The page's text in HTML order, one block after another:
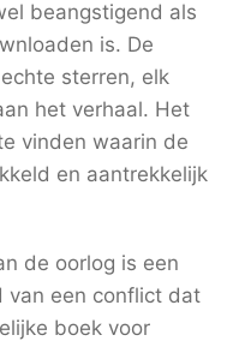
beangstigend als
is. De
sterren, elk
het verhaal. Het
vinden waarin de
en aantrekkelijk
de oorlog is een
van een conflict dat
boek voor